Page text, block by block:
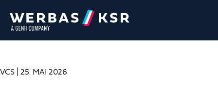
VCS | 25. MAI 2026